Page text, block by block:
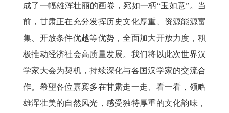
成了一幅雄浑壮丽的画卷，宛如一柄“玉如意”。当
前，甘肃正在充分发挥历史文化厚重、资源能源富
集、开放条件优越等优势，全面加大开放力度，积
极推动经济社会高质量发展。我们将以此次世界汉
学家大会为契机，持续深化与各国汉学家的交流合
作。希望各位嘉宾多在甘肃走一走、看一看，领略
雄浑壮美的自然风光，感受独特厚重的文化韵味，